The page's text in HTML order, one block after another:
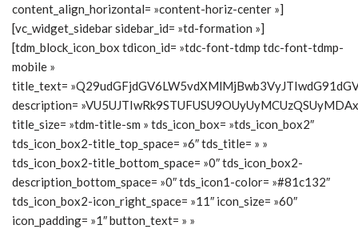
content_align_horizontal= »content-horiz-center »]
[vc_widget_sidebar sidebar_id= »td-formation »]
[tdm_block_icon_box tdicon_id= »tdc-font-tdmp tdc-font-tdmp-
mobile »
title_text=
description=
title_size= »tdm-title-sm » tds_icon_box= »tds_icon_box2″
tds_icon_box2-title_top_space= »6″ tds_title= » »
tds_icon_box2-title_bottom_space= »0″ tds_icon_box2-
description_bottom_space= »0″ tds_icon1-color= »#81c132″
tds_icon_box2-icon_right_space= »11″ icon_size= »60″
icon_padding= »1″ button_text= » »